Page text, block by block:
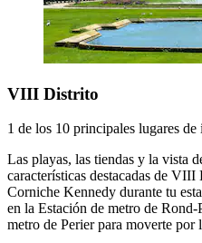
VIII Distrito
1 de los 10 principales lugares de
Las playas, las tiendas y la vista
características destacadas de
Corniche Kennedy durante tu
en la Estación de metro de
metro de Perier para moverte por